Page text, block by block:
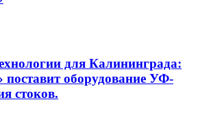
для Калининграда:
оборудование УФ-
стоков.